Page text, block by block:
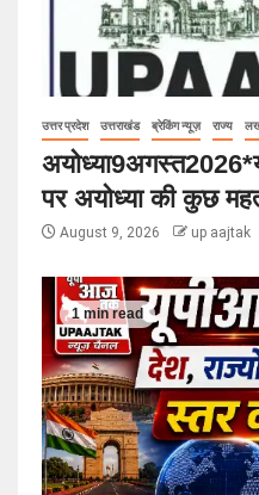
उत्तर प्रदेश उत्तराखंड ब्रेकिंग न्यूज़ राज्य
पर अयोध्या की कुछ
August 9, 2026 up aajtak
1 min read